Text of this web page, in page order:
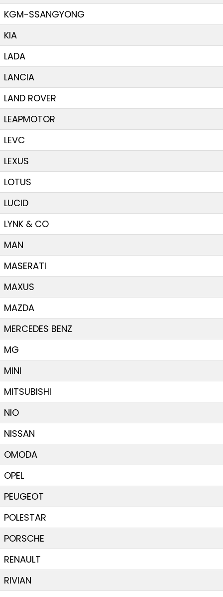
KGM-SSANGYONG
KIA
LADA
LANCIA
LAND ROVER
LEAPMOTOR
LEVC
LEXUS
LOTUS
LUCID
LYNK & CO
MAN
MASERATI
MAXUS
MAZDA
MERCEDES BENZ
MG
MINI
MITSUBISHI
NIO
NISSAN
OMODA
OPEL
PEUGEOT
POLESTAR
PORSCHE
RENAULT
RIVIAN